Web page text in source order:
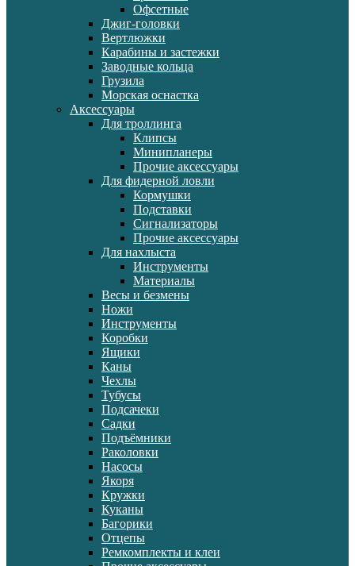
Офсетные
Джиг-головки
Вертлюжки
Карабины и застежки
Заводные кольца
Грузила
Морская оснастка
Аксессуары
Для троллинга
Клипсы
Минипланеры
Прочие аксессуары
Для фидерной ловли
Кормушки
Подставки
Сигнализаторы
Прочие аксессуары
Для нахлыста
Инструменты
Материалы
Весы и безмены
Ножи
Инструменты
Коробки
Ящики
Каны
Чехлы
Тубусы
Подсачеки
Садки
Подъёмники
Раколовки
Насосы
Якоря
Кружки
Куканы
Багорики
Отцепы
Ремкомплекты и клеи